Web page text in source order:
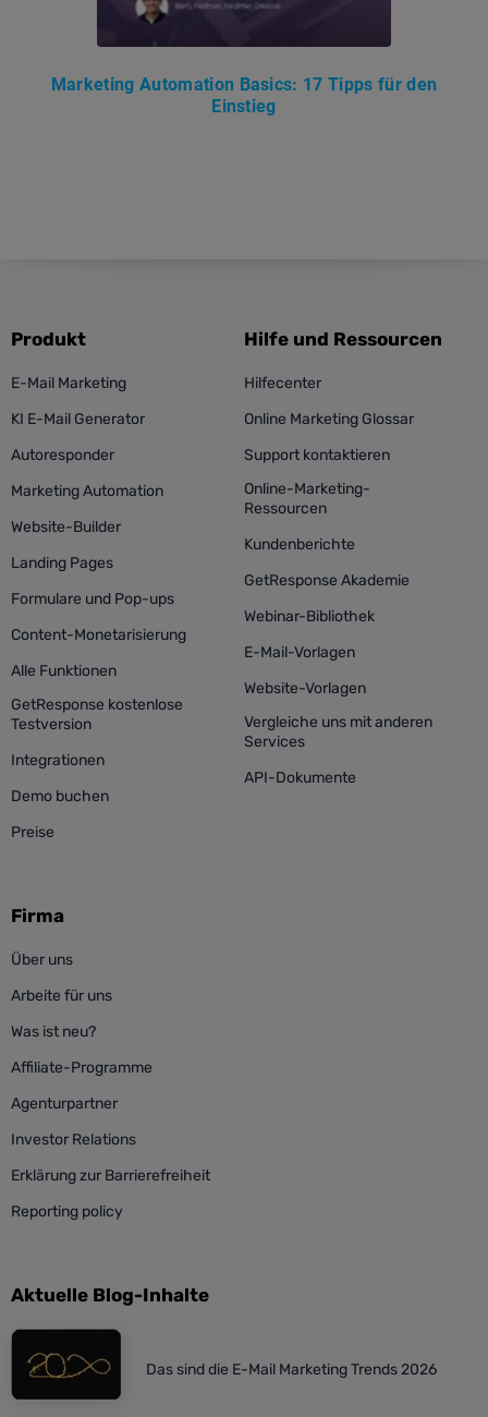
Marketing Automation Basics: 17 Tipps für den
Einstieg
Produkt
E-Mail Marketing
KI E-Mail Generator
Autoresponder
Marketing Automation
Website-Builder
Landing Pages
Formulare und Pop-ups
Content-Monetarisierung
Alle Funktionen
GetResponse kostenlose
Testversion
Integrationen
Demo buchen
Preise
Hilfe und Ressourcen
Hilfecenter
Online Marketing Glossar
Support kontaktieren
Online-Marketing-
Ressourcen
Kundenberichte
GetResponse Akademie
Webinar-Bibliothek
E-Mail-Vorlagen
Website-Vorlagen
Vergleiche uns mit anderen
Services
API-Dokumente
Firma
Über uns
Arbeite für uns
Was ist neu?
Affiliate-Programme
Agenturpartner
Investor Relations
Erklärung zur Barrierefreiheit
Reporting policy
Aktuelle Blog-Inhalte
Das sind die E-Mail Marketing Trends 2026